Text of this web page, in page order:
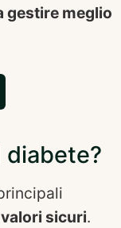
gestire meglio
diabete?
valori sicuri.